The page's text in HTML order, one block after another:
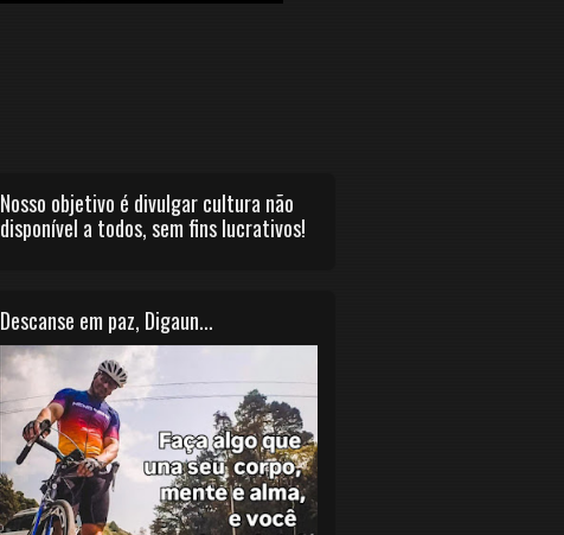
Nosso objetivo é divulgar cultura não
disponível a todos, sem fins lucrativos!
Descanse em paz, Digaun...